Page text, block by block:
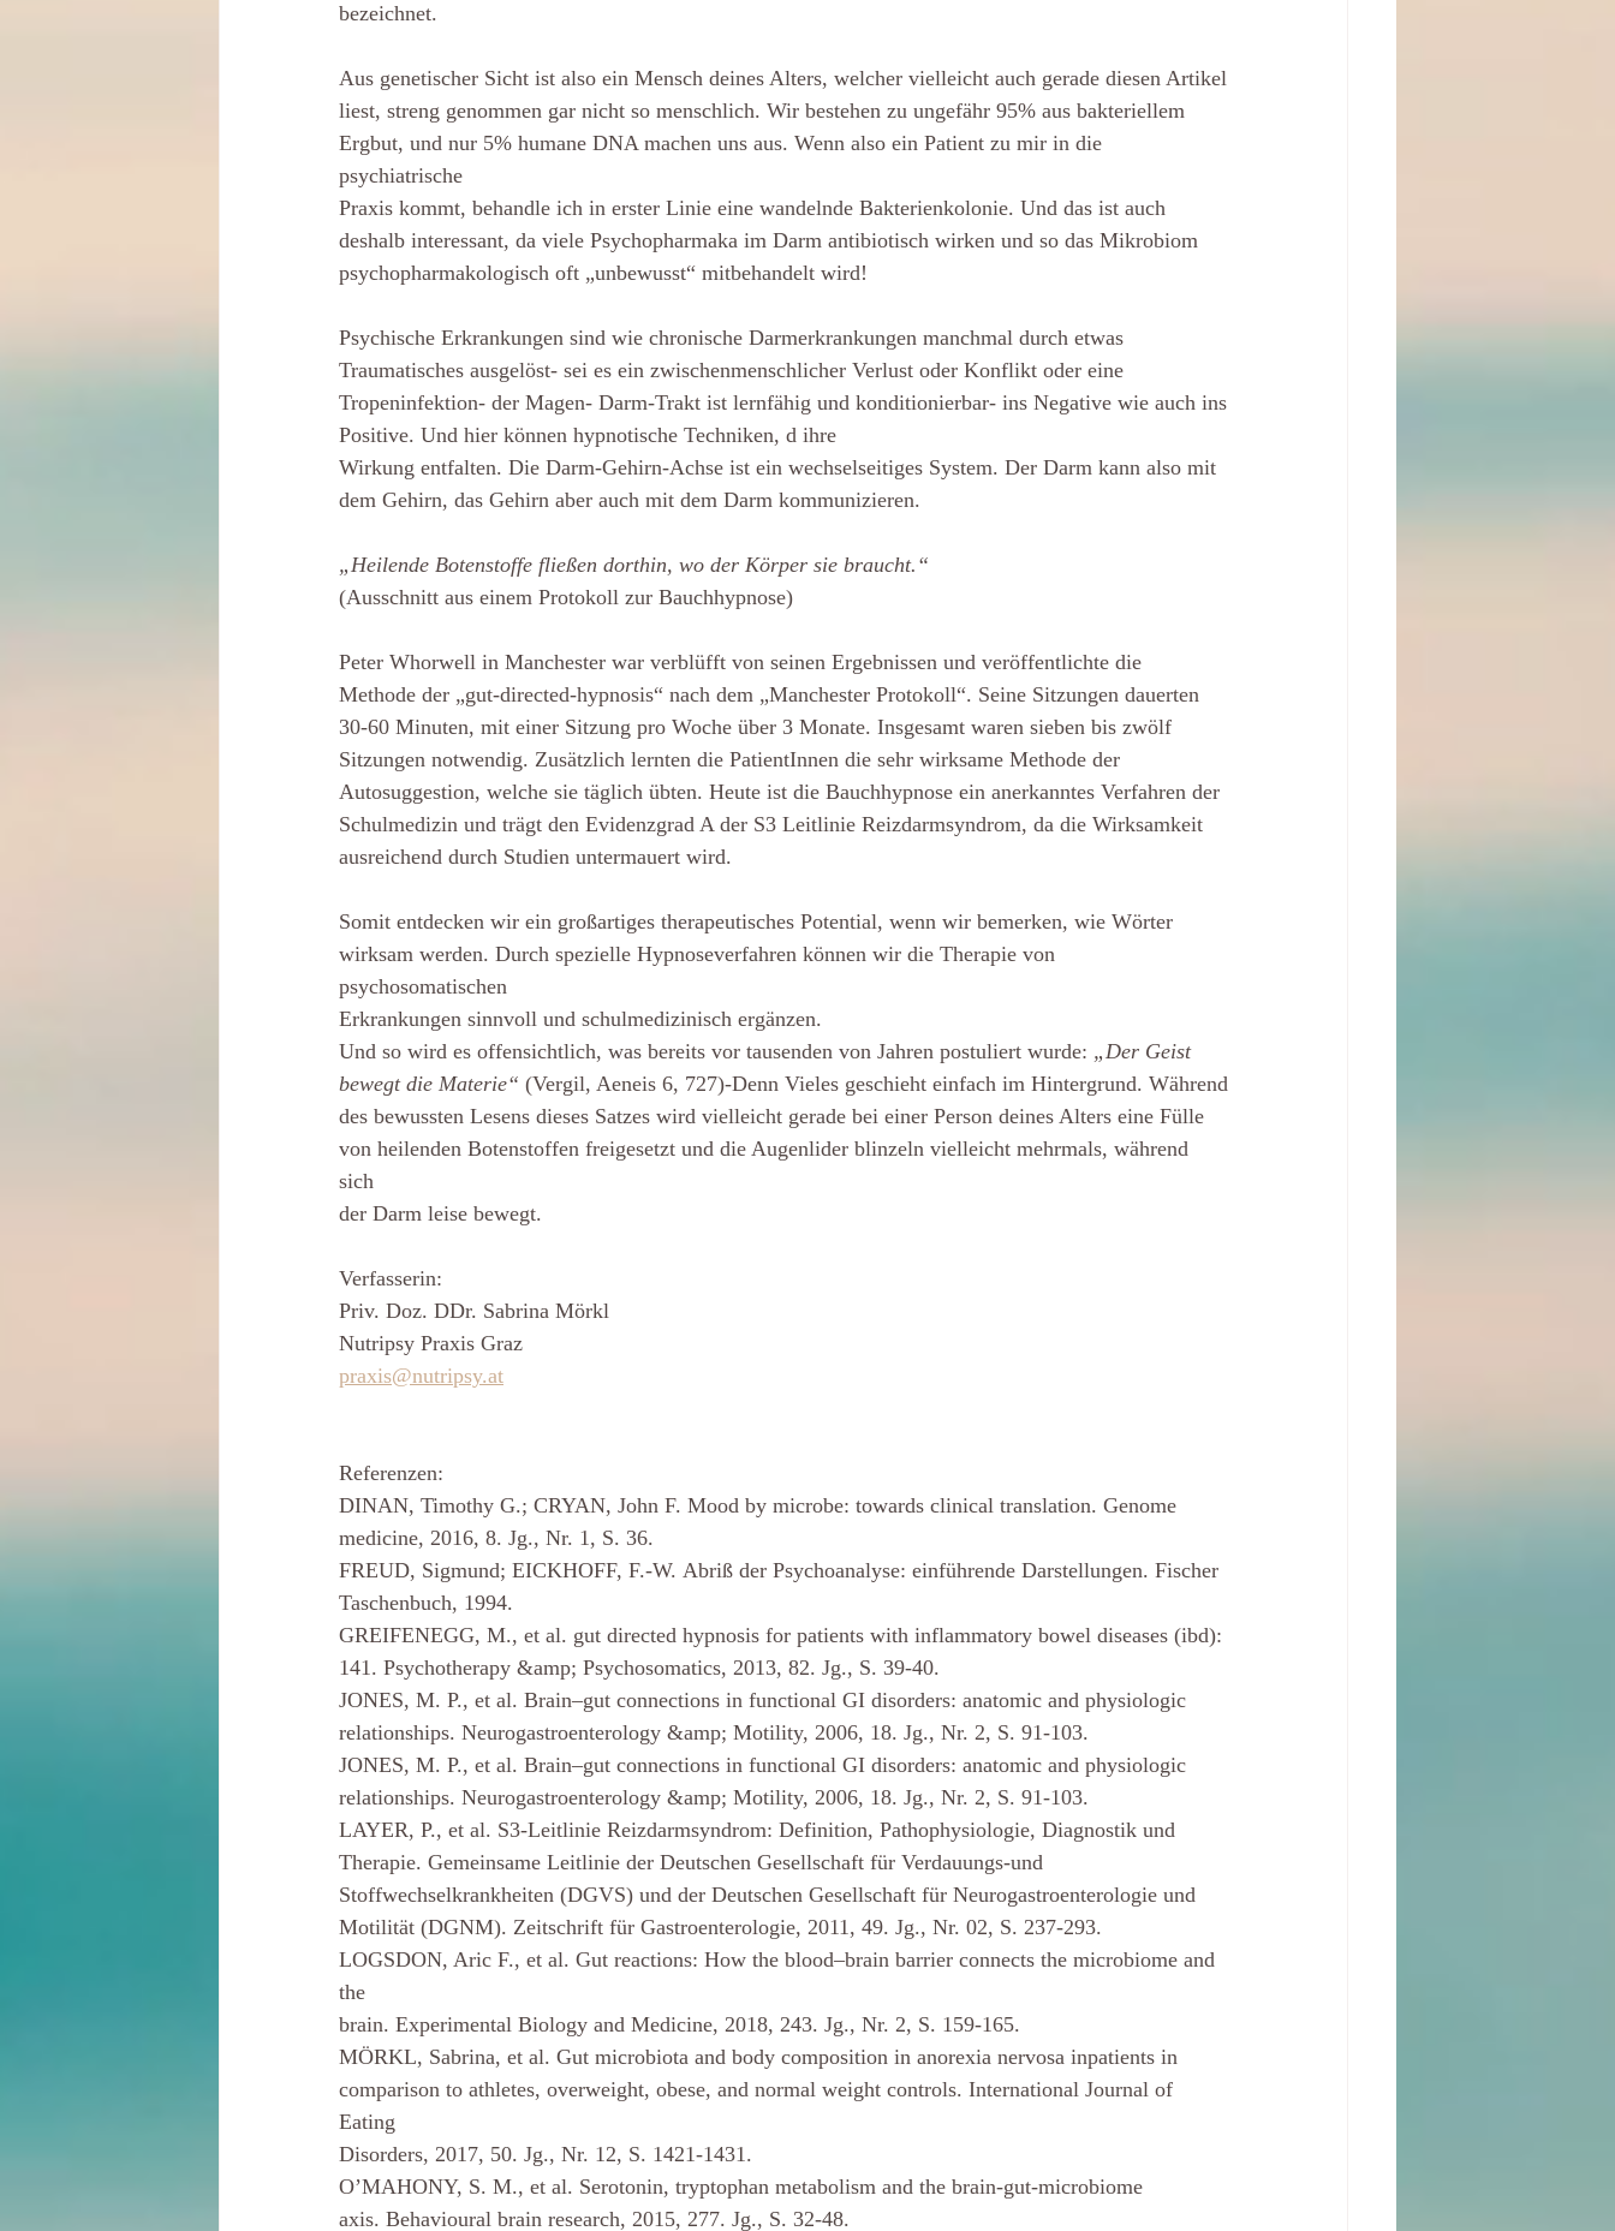
bezeichnet.
Aus genetischer Sicht ist also ein Mensch deines Alters, welcher vielleicht auch gerade diesen Artikel
liest, streng genommen gar nicht so menschlich. Wir bestehen zu ungefähr 95% aus bakteriellem
Ergbut, und nur 5% humane DNA machen uns aus. Wenn also ein Patient zu mir in die
psychiatrische
Praxis kommt, behandle ich in erster Linie eine wandelnde Bakterienkolonie. Und das ist auch
deshalb interessant, da viele Psychopharmaka im Darm antibiotisch wirken und so das Mikrobiom
psychopharmakologisch oft „unbewusst“ mitbehandelt wird!
Psychische Erkrankungen sind wie chronische Darmerkrankungen manchmal durch etwas
Traumatisches ausgelöst- sei es ein zwischenmenschlicher Verlust oder Konflikt oder eine
Tropeninfektion- der Magen- Darm-Trakt ist lernfähig und konditionierbar- ins Negative wie auch ins
Positive. Und hier können hypnotische Techniken, d ihre
Wirkung entfalten. Die Darm-Gehirn-Achse ist ein wechselseitiges System. Der Darm kann also mit
dem Gehirn, das Gehirn aber auch mit dem Darm kommunizieren.
„Heilende Botenstoffe fließen dorthin, wo der Körper sie braucht.“
(Ausschnitt aus einem Protokoll zur Bauchhypnose)
Peter Whorwell in Manchester war verblüfft von seinen Ergebnissen und veröffentlichte die
Methode der „gut-directed-hypnosis“ nach dem „Manchester Protokoll“. Seine Sitzungen dauerten
30-60 Minuten, mit einer Sitzung pro Woche über 3 Monate. Insgesamt waren sieben bis zwölf
Sitzungen notwendig. Zusätzlich lernten die PatientInnen die sehr wirksame Methode der
Autosuggestion, welche sie täglich übten. Heute ist die Bauchhypnose ein anerkanntes Verfahren der
Schulmedizin und trägt den Evidenzgrad A der S3 Leitlinie Reizdarmsyndrom, da die Wirksamkeit
ausreichend durch Studien untermauert wird.
Somit entdecken wir ein großartiges therapeutisches Potential, wenn wir bemerken, wie Wörter
wirksam werden. Durch spezielle Hypnoseverfahren können wir die Therapie von
psychosomatischen
Erkrankungen sinnvoll und schulmedizinisch ergänzen.
Und so wird es offensichtlich, was bereits vor tausenden von Jahren postuliert wurde: „Der Geist
bewegt die Materie“ (Vergil, Aeneis 6, 727)-Denn Vieles geschieht einfach im Hintergrund. Während
des bewussten Lesens dieses Satzes wird vielleicht gerade bei einer Person deines Alters eine Fülle
von heilenden Botenstoffen freigesetzt und die Augenlider blinzeln vielleicht mehrmals, während
sich
der Darm leise bewegt.
Verfasserin:
Priv. Doz. DDr. Sabrina Mörkl
Nutripsy Praxis Graz
praxis@nutripsy.at
Referenzen:
DINAN, Timothy G.; CRYAN, John F. Mood by microbe: towards clinical translation. Genome
medicine, 2016, 8. Jg., Nr. 1, S. 36.
FREUD, Sigmund; EICKHOFF, F.-W. Abriß der Psychoanalyse: einführende Darstellungen. Fischer
Taschenbuch, 1994.
GREIFENEGG, M., et al. gut directed hypnosis for patients with inflammatory bowel diseases (ibd):
141. Psychotherapy &amp; Psychosomatics, 2013, 82. Jg., S. 39-40.
JONES, M. P., et al. Brain–gut connections in functional GI disorders: anatomic and physiologic
relationships. Neurogastroenterology &amp; Motility, 2006, 18. Jg., Nr. 2, S. 91-103.
JONES, M. P., et al. Brain–gut connections in functional GI disorders: anatomic and physiologic
relationships. Neurogastroenterology &amp; Motility, 2006, 18. Jg., Nr. 2, S. 91-103.
LAYER, P., et al. S3-Leitlinie Reizdarmsyndrom: Definition, Pathophysiologie, Diagnostik und
Therapie. Gemeinsame Leitlinie der Deutschen Gesellschaft für Verdauungs-und
Stoffwechselkrankheiten (DGVS) und der Deutschen Gesellschaft für Neurogastroenterologie und
Motilität (DGNM). Zeitschrift für Gastroenterologie, 2011, 49. Jg., Nr. 02, S. 237-293.
LOGSDON, Aric F., et al. Gut reactions: How the blood–brain barrier connects the microbiome and
the
brain. Experimental Biology and Medicine, 2018, 243. Jg., Nr. 2, S. 159-165.
MÖRKL, Sabrina, et al. Gut microbiota and body composition in anorexia nervosa inpatients in
comparison to athletes, overweight, obese, and normal weight controls. International Journal of
Eating
Disorders, 2017, 50. Jg., Nr. 12, S. 1421-1431.
O’MAHONY, S. M., et al. Serotonin, tryptophan metabolism and the brain-gut-microbiome
axis. Behavioural brain research, 2015, 277. Jg., S. 32-48.